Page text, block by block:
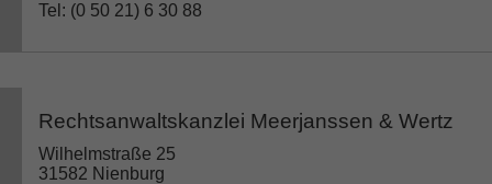
Tel: (0 50 21) 6 30 88
Rechtsanwaltskanzlei Meerjanssen & Wertz
Wilhelmstraße 25
31582 Nienburg